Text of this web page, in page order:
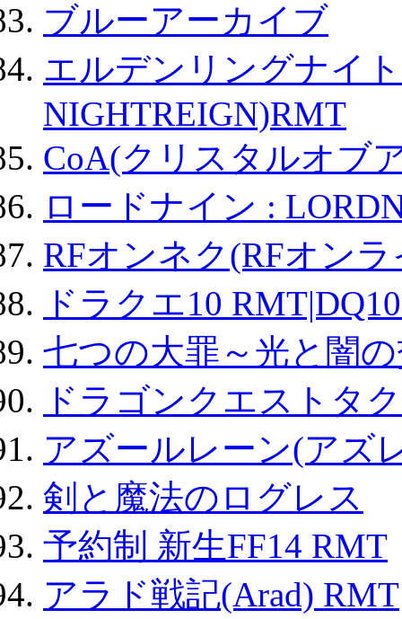
ブルーアーカイブ
エルデンリングナイ
NIGHTREIGN)RMT
CoA(クリスタルオブ
ロードナイン :
RFオンネク(RFオン
ドラクエ10
七つの大罪～光と闇
ドラゴンクエストタ
アズールレーン(アズ
剣と魔法のログレス
予約制 新生FF14 RMT
アラド戦記(Arad) RMT